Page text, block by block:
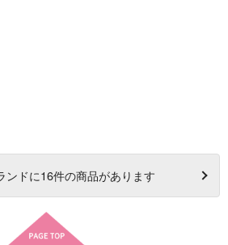
ンドに16件の商品があります